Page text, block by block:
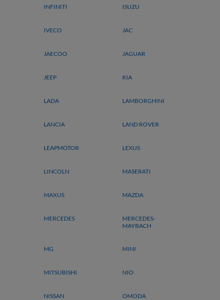
INFINITI ISUZU
IVECO JAC
JAECOO JAGUAR
JEEP KIA
LADA LAMBORGHINI
LANCIA LAND ROVER
LEAPMOTOR LEXUS
LINCOLN MASERATI
MAXUS MAZDA
MERCEDES
MERCEDES-
MAYBACH
MG MINI
MITSUBISHI NIO
NISSAN OMODA